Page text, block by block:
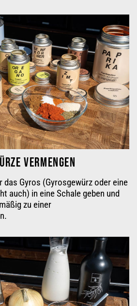
VERMENGEN
das Gyros (Gyrosgewürz oder eine
auch) in eine Schale geben und
zu einer
.